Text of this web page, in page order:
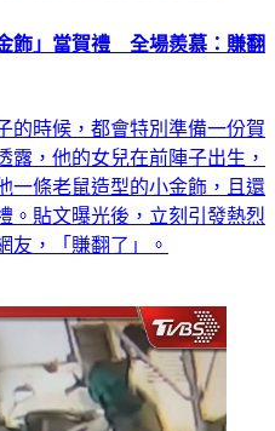
飾」當賀禮 全場羨慕：賺翻
的時候，都會特別準備一份賀
露，他的女兒在前陣子出生，
一條老鼠造型的小金飾，且還
。貼文曝光後，立刻引發熱烈
友，「賺翻了」。